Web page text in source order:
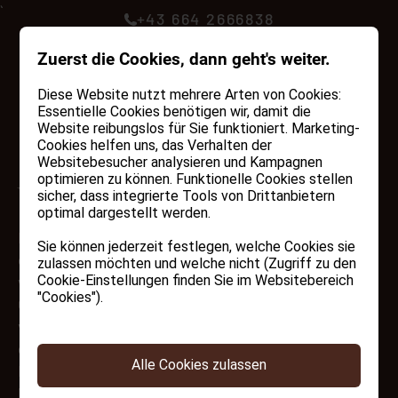
+43 664 2666838
Cookies
Was sind Cookies?
Die EU-Richtlinie 2009/136/EG (E-Privacy) regelt
die Verwendung von Cookies auf Webseiten. Diese
wurde am 25. Mai 2012 in Italien umgesetzt. Ein
Cookie ist ein kurzes Text-Schnipsel, das von einer
von Ihnen besuchten Website an Ihren Browser
gesendet wird. Es speichert Informationen zu
Ihrem letzten Besuch, wie beispielsweise Ihre
bevorzugte Sprache oder andere Einstellungen.
Zuerst die Cookies, dann geht's weiter.
Diese Website nutzt mehrere Arten von Cookies:
Essentielle Cookies benötigen wir, damit die
Website reibungslos für Sie funktioniert. Marketing-
Cookies helfen uns, das Verhalten der
Websitebesucher analysieren und Kampagnen
optimieren zu können. Funktionelle Cookies stellen
sicher, dass integrierte Tools von Drittanbietern
optimal dargestellt werden.
Sie können jederzeit festlegen, welche Cookies sie
zulassen möchten und welche nicht (Zugriff zu den
Cookie-Einstellungen finden Sie im Websitebereich
"Cookies").
Alle Cookies zulassen